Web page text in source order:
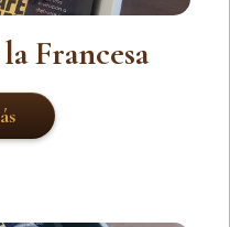
Francesa